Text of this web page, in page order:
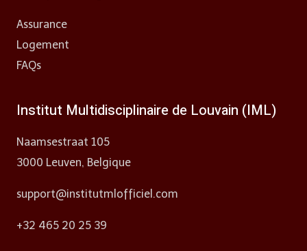
Assurance
Logement
FAQs
Institut Multidisciplinaire de Louvain (IML)
Naamsestraat 105
3000 Leuven, Belgique
support@institutmlofficiel.com
+32 465 20 25 39